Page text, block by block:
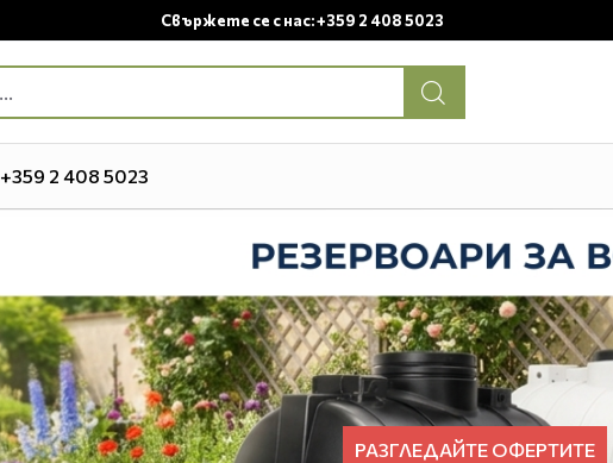
Свържете се с нас: +359 2 408 5023
+359 2 408 5023
РАЗГЛЕДАЙТЕ ОФЕРТИТЕ